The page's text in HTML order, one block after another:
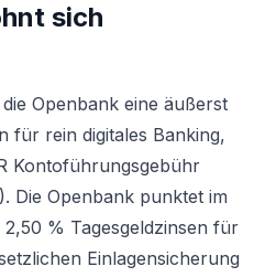
sich
Openbank eine äußerst
für rein digitales Banking,
Kontoführungsgebühr
Die Openbank punktet im
% Tagesgeldzinsen für
Einlagensicherung